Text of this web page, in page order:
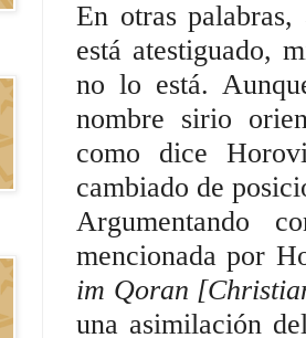
no lo está.
nombre sirio
como dice
cambiado de
Argumentando
mencionada por
im Qoran